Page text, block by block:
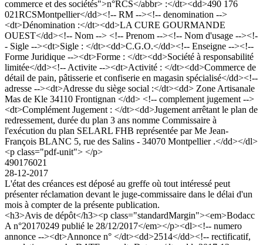
commerce et des sociétés">n°RCS</abbr> :</dt><dd>490 176
021RCSMontpellier</dd><!-- RM --><!-- denomination -->
<dt>Dénomination :</dt><dd>LA CURE GOURMANDE
OUEST</dd><!-- Nom --> <!-- Prenom --><!-- Nom d'usage --><!-
- Sigle --><dt>Sigle : </dt><dd>C.G.O.</dd><!-- Enseigne --><!--
Forme Juridique --><dt>Forme : </dt><dd>Société à responsabilité
limitée</dd><!-- Activite --><dt>Activité : </dt><dd>Commerce de
détail de pain, pâtisserie et confiserie en magasin spécialisé</dd><!--
adresse --><dt>Adresse du siège social :</dt><dd> Zone Artisanale
Mas de Kle 34110 Frontignan </dd> <!-- complement jugement -->
<dt>Complément Jugement : </dt><dd>Jugement arrêtant le plan de
redressement, durée du plan 3 ans nomme Commissaire à
l'exécution du plan SELARL FHB représentée par Me Jean-
François BLANC 5, rue des Salins - 34070 Montpellier .</dd></dl>
<p class="pdf-unit"> </p>
490176021
28-12-2017
L'état des créances est déposé au greffe où tout intéressé peut
présenter réclamation devant le juge-commissaire dans le délai d'un
mois à compter de la présente publication.
<h3>Avis de dépôt</h3><p class="standardMargin"><em>Bodacc
A n°20170249 publié le 28/12/2017</em></p><dl><!-- numero
annonce --><dt>Annonce n° </dt><dd>2514</dd><!-- rectificatif,